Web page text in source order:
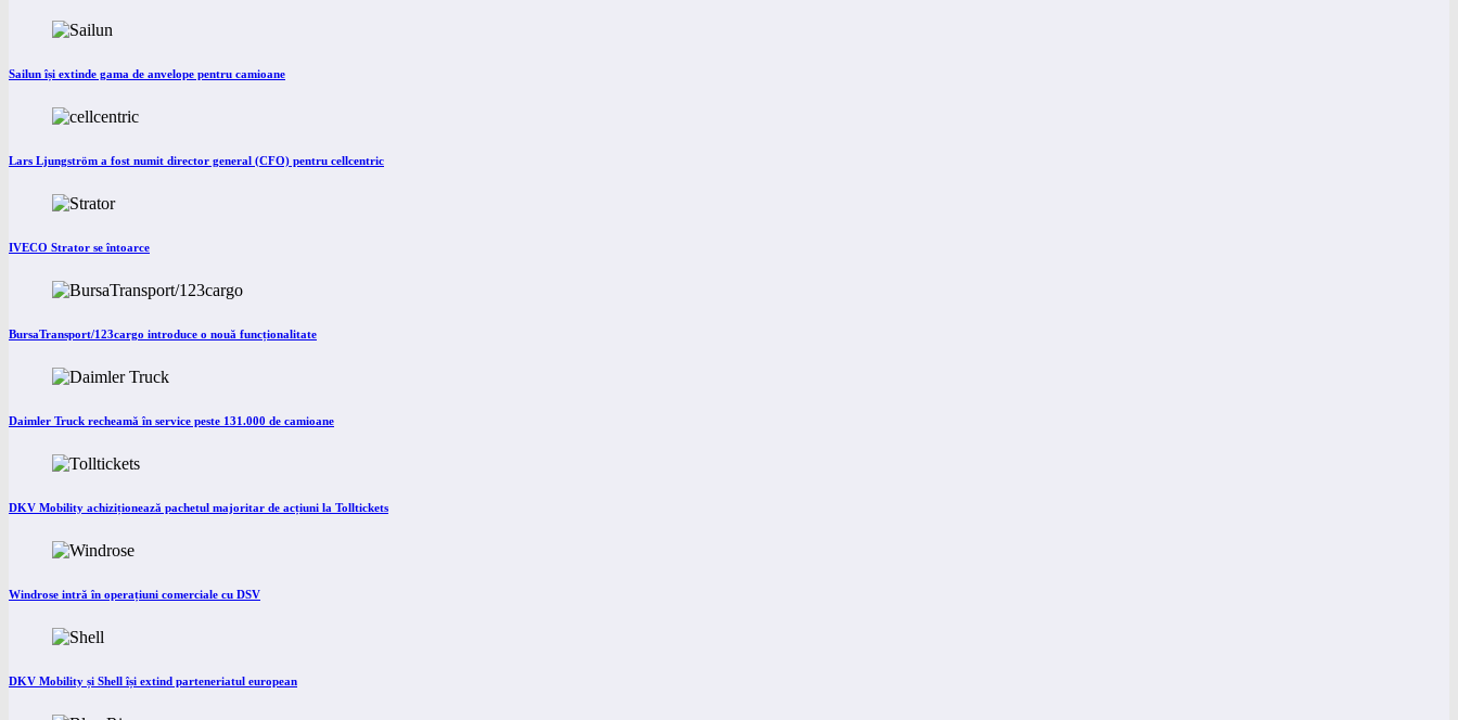
Sailun își extinde gama de anvelope pentru camioane
Lars Ljungström a fost numit director general (CFO) pentru cellcentric
IVECO Strator se întoarce
BursaTransport/123cargo introduce o nouă funcționalitate
Daimler Truck recheamă în service peste 131.000 de camioane
DKV Mobility achiziționează pachetul majoritar de acțiuni la Tolltickets
Windrose intră în operațiuni comerciale cu DSV
DKV Mobility și Shell își extind parteneriatul european